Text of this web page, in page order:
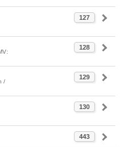
127
128
129
/
130
443